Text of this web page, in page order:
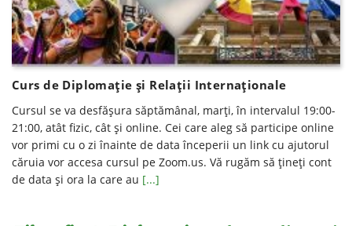
Curs de Diplomaţie şi Relaţii Internaţionale
Cursul se va desfăşura săptămânal, marți, în intervalul 19:00-
21:00, atât fizic, cât şi online. Cei care aleg să participe online
vor primi cu o zi înainte de data începerii un link cu ajutorul
căruia vor accesa cursul pe Zoom.us. Vă rugăm să ţineţi cont
de data şi ora la care au [...]